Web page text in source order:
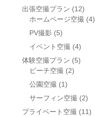
出張空撮プラン (12)
ホームページ空撮 (4)
PV撮影(5)
イベント空撮 (4)
体験空撮プラン (5)
ビーチ空撮 (2)
公園空撮 (1)
サーフィン空撮 (2)
プライベート空撮 (11)